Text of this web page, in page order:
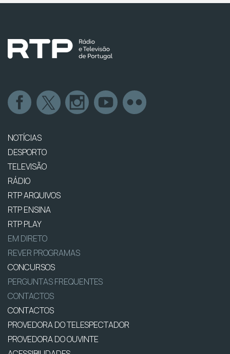
NOTÍCIAS
DESPORTO
TELEVISÃO
RÁDIO
RTP ARQUIVOS
RTP ENSINA
RTP PLAY
EM DIRETO
REVER PROGRAMAS
CONCURSOS
PERGUNTAS FREQUENTES
CONTACTOS
CONTACTOS
PROVEDORA DO TELESPECTADOR
PROVEDORA DO OUVINTE